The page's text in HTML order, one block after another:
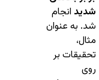
شدید انجام
شد. به عنوان
مثال،
تحقیقات بر
روی